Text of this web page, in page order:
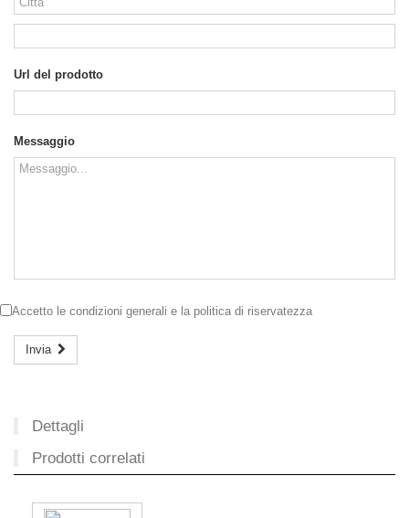
Url del prodotto
Messaggio
Accetto le condizioni generali e la politica di riservatezza
Invia
Dettagli
Prodotti correlati